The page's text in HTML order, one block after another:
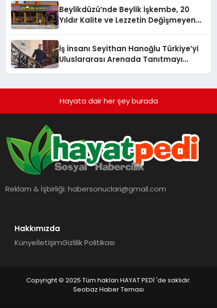
Beylikdüzü’nde Beylik İşkembe, 20
Yıldır Kalite ve Lezzetin Değişmeyen
İş İnsanı Seyithan Hanoğlu Türkiye’yi
Uluslararası Arenada Tanıtmayı
Hayata dair her şey burada
Reklam & İşbirliği:habersonuclari@gmail.com
Hakkımızda
KünyeİletişimGizlilik Politikası
Copyright © 2025 Tüm hakları HAYAT PEDİ 'de saklıdır.
Seobaz Haber Teması